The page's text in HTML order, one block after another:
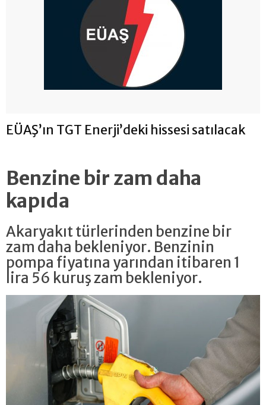
EÜAŞ’ın TGT Enerji’deki hissesi satılacak
Benzine bir zam daha
kapıda
Akaryakıt türlerinden benzine bir
zam daha bekleniyor. Benzinin
pompa fiyatına yarından itibaren 1
lira 56 kuruş zam bekleniyor.